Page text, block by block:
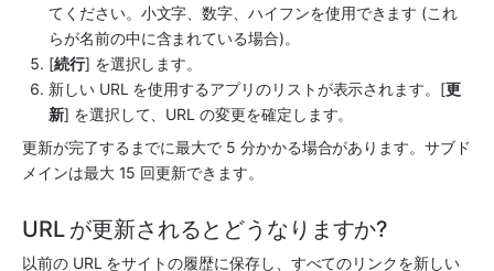
てください。小文字、数字、ハイフンを使用できます (これ
らが名前の中に含まれている場合)。
[続行] を選択します。
新しい URL を使用するアプリのリストが表示されます。[更
新] を選択して、URL の変更を確定します。
更新が完了するまでに最大で 5 分かかる場合があります。サブド
メインは最大 15 回更新できます。
URL が更新されるとどうなりますか?
以前の URL をサイトの履歴に保存し、すべてのリンクを新しい